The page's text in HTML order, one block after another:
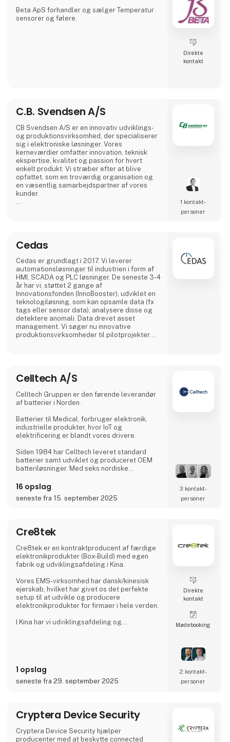
Technology leverer vi universelle,
brancheuafhængige løsninger, der bruges
Beta ApS forhandler og sælger Temperatur
sensorer og følere.
Direkte
kontakt
C.B. Svendsen A/S
CB Svendsen A/S er en innovativ udviklings-
og produktionsvirksomhed, der specialiserer
sig i elektroniske løsninger. Vores
kerneværdier omfatter innovation, teknisk
ekspertise, kvalitet og passion for hvert
enkelt produkt. Vi stræber efter at blive
opfattet, som en troværdig organisation og
en væsentlig samarbejdspartner af vores
kunder.
tilbyde konkurrencedygtige priser på alt fra
prototyper til masseproduktion.
1 kontakt­
personer
Cedas
Cedas er grundlagt i 2017. Vi leverer
automationsløsninger til industrien i form af
HMI, SCADA og PLC løsninger. De seneste 3-4
år har vi, støttet 2 gange af
Innovationsfonden (InnoBooster), udviklet en
teknologiløsning, som kan opsamle data (fx
tags eller sensor data), analysere disse og
detektere anomali. Data drevet asset
management. Vi søger nu innovative
produktionsvirksomheder til pilotprojekter
Celltech A/S
Celltech Gruppen er den førende leverandør
af batterier i Norden.
Batterier til Medical, forbruger elektronik,
industrielle produkter, hvor IoT og
elektrificering er blandt vores drivere.
Siden 1984 har Celltech leveret standard
batterier samt udviklet og produceret OEM
batteriløsninger. Med seks nordiske
Finland og Norge, samt England, Tyskland og
to internationale salgskontorer, har Celltech
Gruppen lokal tilstedeværelse og global
Med R&D afdelinger i Finland, Tyskland,
fasen
16 opslag
seneste fra 15. september 2025
3 kontakt­
personer
Cre8tek
Cre8tek er en kontraktproducent af færdige
elektronikprodukter (Box-Build) med egen
fabrik og udviklingsafdeling i Kina.
Vores EMS-virksomhed har dansk/kinesisk
ejerskab, hvilket har givet os det perfekte
setup til at udvikle og producere
elektronikprodukter for firmaer i hele verden.
I Kina har vi udviklingsafdeling og
forretningsudvikling i samarbejde med vores
kunder. Samlet set tæller Cre8tek 220
1 opslag
seneste fra 29. september 2025
Direkte
kontakt
Møde­booking
2 kontakt­
personer
Cryptera Device Security
Cryptera Device Security hjælper
producenter med at beskytte connected